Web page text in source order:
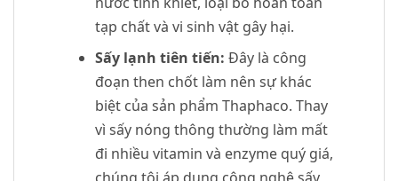
tạp chất và vi sinh vật gây hại.
Sấy lạnh tiên tiến: Đây là công
đoạn then chốt làm nên sự khác
biệt của sản phẩm Thaphaco. Thay
vì sấy nóng thông thường làm mất
đi nhiều vitamin và enzyme quý giá,
chúng tôi áp dụng công nghệ sấy